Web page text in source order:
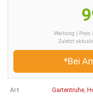
Werbung | Preis
Zuletzt
*Bei
Art Gartentruhe,